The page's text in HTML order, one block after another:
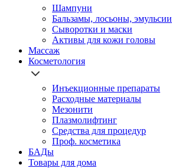
Шампуни
Бальзамы, лосьоны, эмульсии
Сыворотки и маски
Активы для кожи головы
Массаж
Косметология
Инъекционные препараты
Расходные материалы
Мезонити
Плазмолифтинг
Средства для процедур
Проф. косметика
БАДы
Товары для дома